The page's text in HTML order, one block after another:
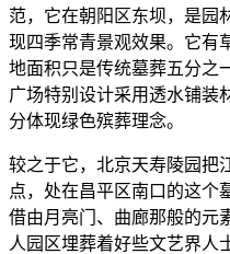
范，它在朝阳区东坝，是园
现四季常青景观效果。它有
地面积只是传统墓葬五分之
广场特别设计采用透水铺装
分体现绿色殡葬理念。
较之于它，北京天寿陵园把
点，处在昌平区南口的这个
借由月亮门、曲廊那般的元
人园区埋葬着好些文艺界人